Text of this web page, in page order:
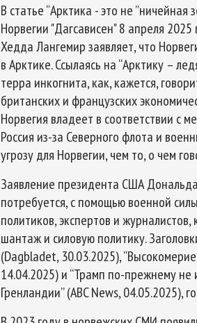
В статье “Арктика - это не
Норвегии "Дагсависен" 8 апреля
Хедда Лангемир заявляет, что
в Арктике. Ссылаясь на “Арктику –
терра инкогнита, как, кажется,
британских и французских
Норвегия владеет в соответствии с
Россия из-за Северного флота и
угрозу для Норвегии, чем то, о чем
Заявление президента США
потребуется, с помощью военной
политиков, экспертов и
шантаж и силовую политику.
(Dagbladet, 30.03.2025),
14.04.2025) и “Трамп по-прежнему
Гренландии” (ABC News, 04.05.2025),